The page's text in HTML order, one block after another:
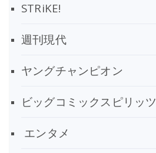
STRiKE!
週刊現代
ヤングチャンピオン
ビッグコミックスピリッツ
エンタメ